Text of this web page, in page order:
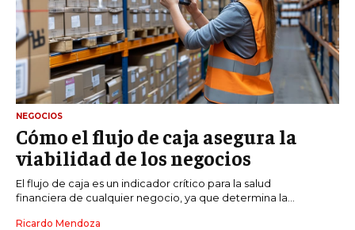
NEGOCIOS
Cómo el flujo de caja asegura la
viabilidad de los negocios
El flujo de caja es un indicador crítico para la salud
financiera de cualquier negocio, ya que determina la...
Ricardo Mendoza